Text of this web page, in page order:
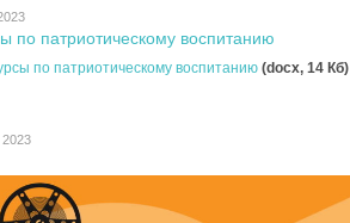
по патриотическому воспитанию
по патриотическому воспитанию (docx, 14 Кб)